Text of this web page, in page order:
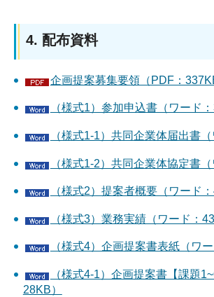
4. 配布資料
企画提案募集要領（PDF：
（様式1）参加申込書（ワード：
（様式1-1）共同企業体届出書（
（様式1-2）共同企業体協定書（
（様式2）提案者概要（ワード：
（様式3）業務実績（ワード：
（様式4）企画提案書表紙（ワー
（様式4-1）企画提案書【課題
28KB）